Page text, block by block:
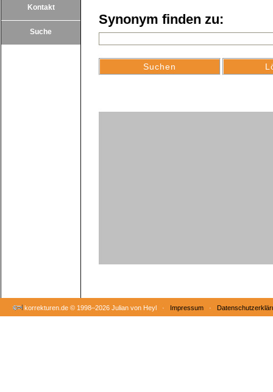
Kontakt
Suche
Synonym finden zu:
korrekturen.de © 1998–2026 Julian von Heyl · Impressum ·